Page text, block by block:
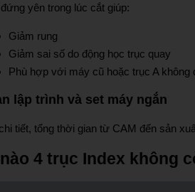
yên trong lúc cắt giúp:
Giảm rung
Giảm sai số do động học trục quay
Phù hợp với máy cũ hoặc trục A không
lập trình và set máy ngắn
tiết, tổng thời gian từ CAM đến sản
4 trục Index không